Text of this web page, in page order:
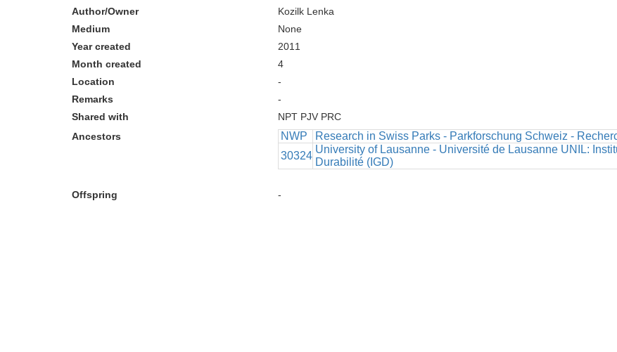
Author/Owner
Kozilk Lenka
Medium
None
Year created
2011
Month created
4
Location
-
Remarks
-
Shared with
NPT PJV PRC
Ancestors
NWP Research in Swiss Parks - Parkforschung Schweiz -
30324
University of Lausanne - Université de Lausanne UNIL:
Durabilité (IGD)
Offspring -